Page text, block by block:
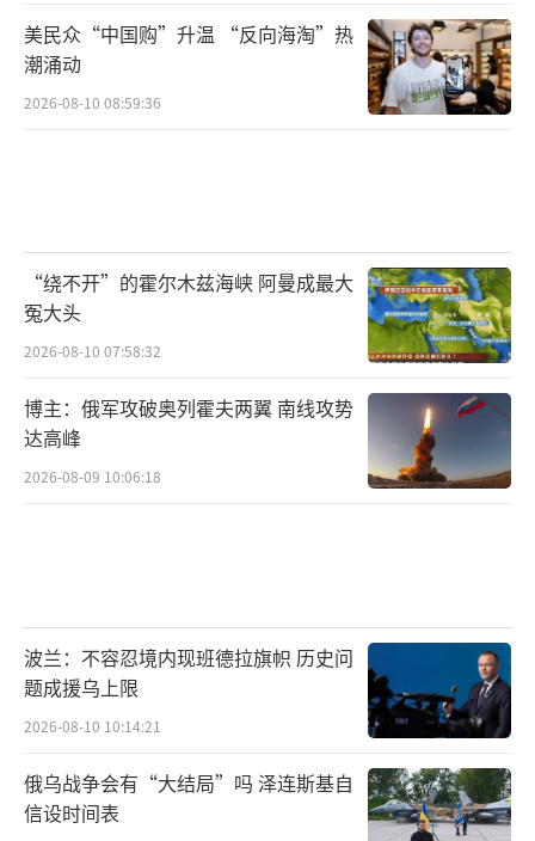
其他国家的可能性较低。因此，印度在高超声
速武器发展上能否取得突破，最终仍需看其后
续技术攻关的进展。
定成绩，但从技术细节来看，其真正的高超声
速能力仍有待考证。目前，印度HCM发展已有
雏形，但尚未达到可实战部署的阶段，而HGV
领域则几乎处于空白状态。
未来，印度若想真正跻身全球高超声速武
器强国之列，仍需克服一系列关键技术挑战，
小与其他军事大国的技术差距。（责任编辑：张佳
鑫）
美民众“中国购”升温 “反向海淘”热
潮涌动
2026-08-10 08:59:36
“绕不开”的霍尔木兹海峡 阿曼成最大
冤大头
2026-08-10 07:58:32
博主：俄军攻破奥列霍夫两翼 南线攻势
达高峰
2026-08-09 10:06:18
波兰：不容忍境内现班德拉旗帜 历史问
题成援乌上限
2026-08-10 10:14:21
俄乌战争会有“大结局”吗 泽连斯基自
信设时间表